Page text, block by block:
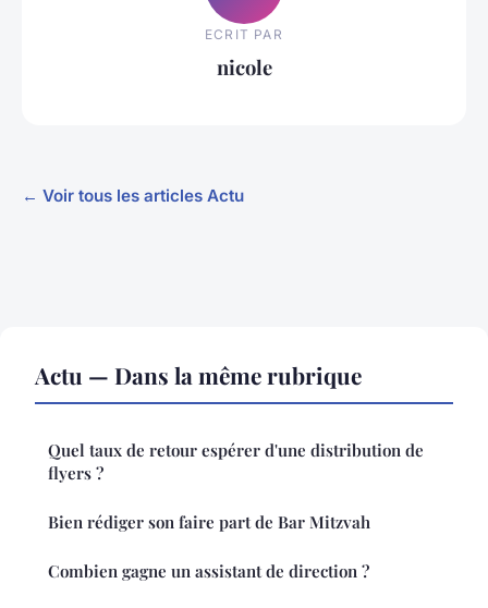
ECRIT PAR
nicole
← Voir tous les articles Actu
Actu — Dans la même rubrique
Quel taux de retour espérer d'une distribution de
flyers ?
Bien rédiger son faire part de Bar Mitzvah
Combien gagne un assistant de direction ?